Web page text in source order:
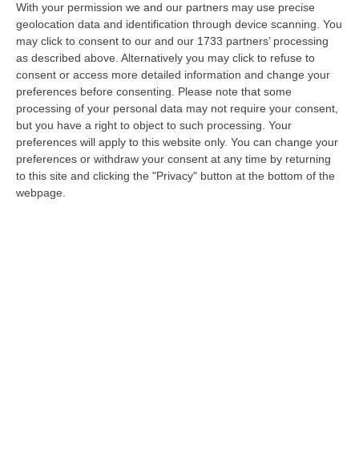
With your permission we and our partners may use precise
geolocation data and identification through device scanning. You
may click to consent to our and our 1733 partners’ processing
as described above. Alternatively you may click to refuse to
consent or access more detailed information and change your
preferences before consenting.
Please note that some
processing of your personal data may not require your consent,
but you have a right to object to such processing. Your
preferences will apply to this website only. You can change your
preferences or withdraw your consent at any time by returning
to this site and clicking the "Privacy" button at the bottom of the
webpage.
Tra convocazioni in Nazionale e interessi
dalla Serie A, i due giovani giallorossi vedono
crescere quotazioni e prestigio. Il mercato
osserva con att…
Pubblicato il: 20/06/26 – 10:36